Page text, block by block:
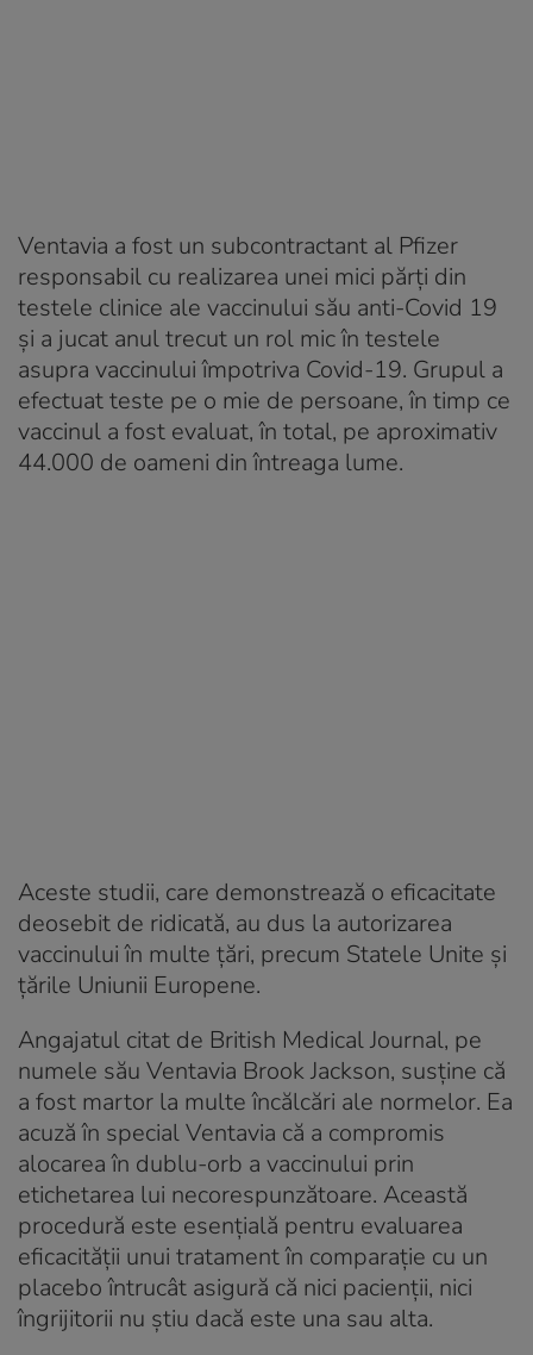
Ventavia a fost un subcontractant al Pfizer
responsabil cu realizarea unei mici părți din
testele clinice ale vaccinului său anti-Covid 19
și a jucat anul trecut un rol mic în testele
asupra vaccinului împotriva Covid-19. Grupul a
efectuat teste pe o mie de persoane, în timp ce
vaccinul a fost evaluat, în total, pe aproximativ
44.000 de oameni din întreaga lume.
Aceste studii, care demonstrează o eficacitate
deosebit de ridicată, au dus la autorizarea
vaccinului în multe țări, precum Statele Unite și
țările Uniunii Europene.
Angajatul citat de British Medical Journal, pe
numele său Ventavia Brook Jackson, susține că
a fost martor la multe încălcări ale normelor. Ea
acuză în special Ventavia că a compromis
alocarea în dublu-orb a vaccinului prin
etichetarea lui necorespunzătoare. Această
procedură este esențială pentru evaluarea
eficacității unui tratament în comparație cu un
placebo întrucât asigură că nici pacienții, nici
îngrijitorii nu știu dacă este una sau alta.